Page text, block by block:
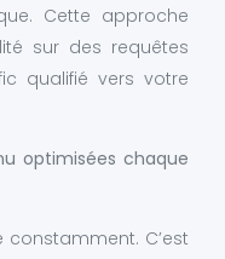
Cette approche
sur des requêtes
qualifié vers votre
optimisées chaque
C’est